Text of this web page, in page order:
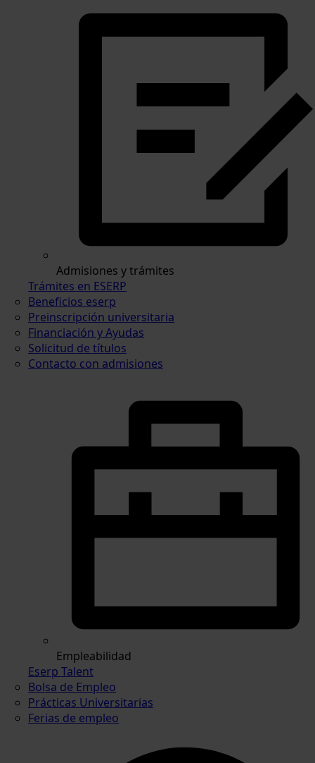
Admisiones y trámites
Trámites en ESERP
Beneficios eserp
Preinscripción universitaria
Financiación y Ayudas
Solicitud de títulos
Contacto con admisiones
Empleabilidad
Eserp Talent
Bolsa de Empleo
Prácticas Universitarias
Ferias de empleo